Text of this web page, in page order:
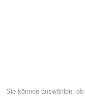
Sie können auswählen, ob